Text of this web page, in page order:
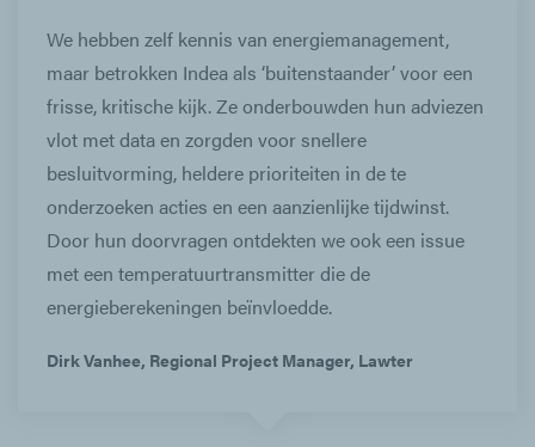
We hebben zelf kennis van energiemanagement,
maar betrokken Indea als ‘buitenstaander’ voor een
frisse, kritische kijk. Ze onderbouwden hun adviezen
vlot met data en zorgden voor snellere
besluitvorming, heldere prioriteiten in de te
onderzoeken acties en een aanzienlijke tijdwinst.
Door hun doorvragen ontdekten we ook een issue
met een temperatuurtransmitter die de
energieberekeningen beïnvloedde.
Dirk Vanhee, Regional Project Manager, Lawter